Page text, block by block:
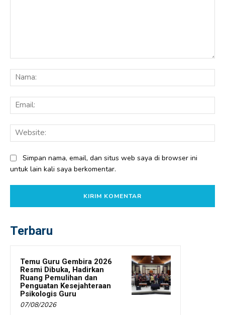
Simpan nama, email, dan situs web saya di browser ini
untuk lain kali saya berkomentar.
Terbaru
Temu Guru Gembira 2026
Resmi Dibuka, Hadirkan
Ruang Pemulihan dan
Penguatan Kesejahteraan
Psikologis Guru
07/08/2026